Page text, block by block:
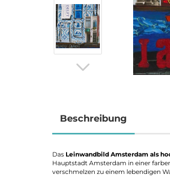
Beschreibung
Das Leinwandbild Amsterdam als
Hauptstadt Amsterdam in einer
verschmelzen zu einem lebendigen